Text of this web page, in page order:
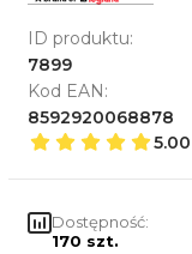
ID produktu:
7899
Kod EAN:
8592920068878
5.00
Dostępność:
170 szt.